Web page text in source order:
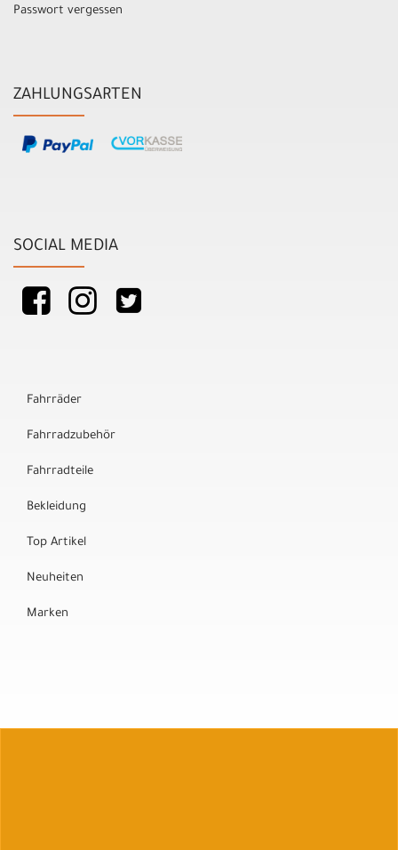
Passwort vergessen
ZAHLUNGSARTEN
SOCIAL MEDIA
Fahrräder
Fahrradzubehör
Fahrradteile
Bekleidung
Top Artikel
Neuheiten
Marken